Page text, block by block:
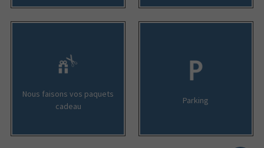
Nous faisons vos paquets
cadeau
Parking